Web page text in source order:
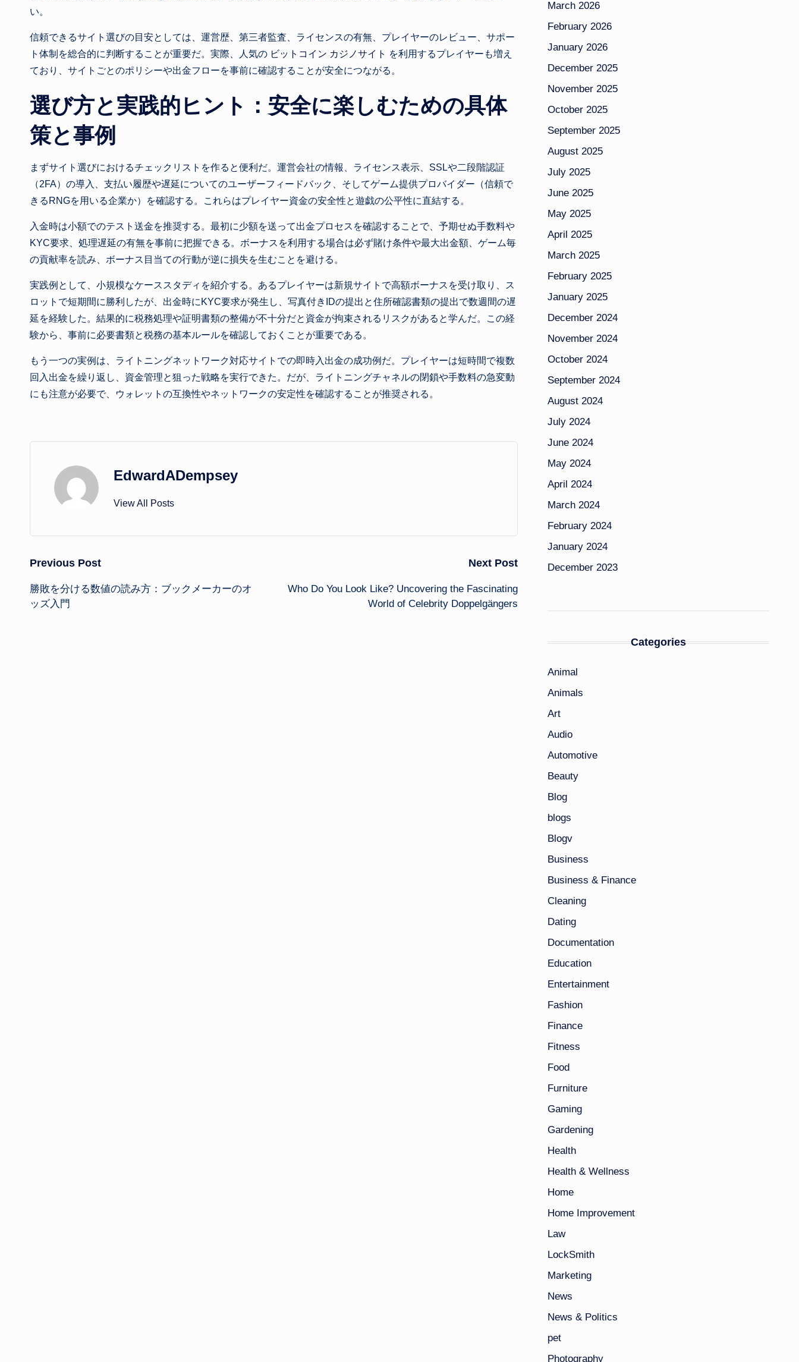
い。
信頼できるサイト選びの目安としては、運営歴、第三者監査、ライセンスの有無、プレイヤーのレビュー、サポー
ト体制を総合的に判断することが重要だ。実際、人気の ビットコイン カジノサイト を利用するプレイヤーも増え
ており、サイトごとのポリシーや出金フローを事前に確認することが安全につながる。
選び方と実践的ヒント：安全に楽しむための具体
策と事例
まずサイト選びにおけるチェックリストを作ると便利だ。運営会社の情報、ライセンス表示、SSLや二段階認証
（2FA）の導入、支払い履歴や遅延についてのユーザーフィードバック、そしてゲーム提供プロバイダー（信頼で
きるRNGを用いる企業か）を確認する。これらはプレイヤー資金の安全性と遊戯の公平性に直結する。
入金時は小額でのテスト送金を推奨する。最初に少額を送って出金プロセスを確認することで、予期せぬ手数料や
KYC要求、処理遅延の有無を事前に把握できる。ボーナスを利用する場合は必ず賭け条件や最大出金額、ゲーム毎
の貢献率を読み、ボーナス目当ての行動が逆に損失を生むことを避ける。
実践例として、小規模なケーススタディを紹介する。あるプレイヤーは新規サイトで高額ボーナスを受け取り、ス
ロットで短期間に勝利したが、出金時にKYC要求が発生し、写真付きIDの提出と住所確認書類の提出で数週間の遅
延を経験した。結果的に税務処理や証明書類の整備が不十分だと資金が拘束されるリスクがあると学んだ。この経
験から、事前に必要書類と税務の基本ルールを確認しておくことが重要である。
もう一つの実例は、ライトニングネットワーク対応サイトでの即時入出金の成功例だ。プレイヤーは短時間で複数
回入出金を繰り返し、資金管理と狙った戦略を実行できた。だが、ライトニングチャネルの閉鎖や手数料の急変動
にも注意が必要で、ウォレットの互換性やネットワークの安定性を確認することが推奨される。
EdwardADempsey
View All Posts
Post
navigation
Previous Post
勝敗を分ける数値の読み方：ブックメーカーのオ
ッズ入門
Next Post
Who Do You Look Like? Uncovering the Fascinating
World of Celebrity Doppelgängers
March 2026
February 2026
January 2026
December 2025
November 2025
October 2025
September 2025
August 2025
July 2025
June 2025
May 2025
April 2025
March 2025
February 2025
January 2025
December 2024
November 2024
October 2024
September 2024
August 2024
July 2024
June 2024
May 2024
April 2024
March 2024
February 2024
January 2024
December 2023
Categories
Animal
Animals
Art
Audio
Automotive
Beauty
Blog
blogs
Blogv
Business
Business & Finance
Cleaning
Dating
Documentation
Education
Entertainment
Fashion
Finance
Fitness
Food
Furniture
Gaming
Gardening
Health
Health & Wellness
Home
Home Improvement
Law
LockSmith
Marketing
News
News & Politics
pet
Photography